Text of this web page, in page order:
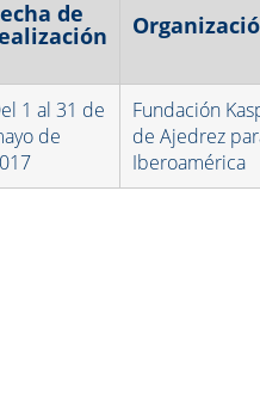
de
1 al 31 de
de
Fundación
de Ajedrez
Iberoamérica